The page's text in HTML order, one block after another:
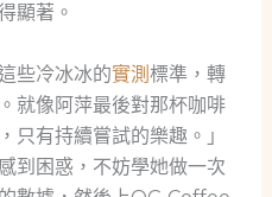
顯著。
些冷冰冰的實測 標準，轉
就像阿萍最後對那杯咖啡
只有持續嘗試的樂趣。」
到困惑，不妨學她做一次